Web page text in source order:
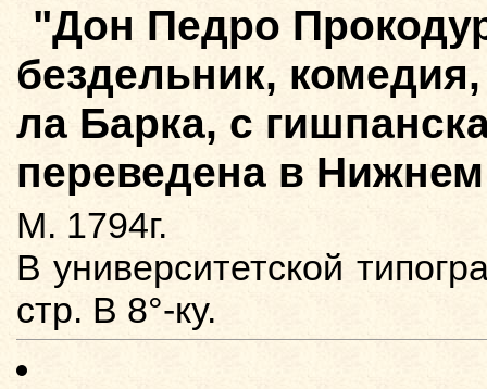
"Дон Педро
бездельник,
ла Барка, с
переведена в
М. 1794г.
В университетской
стр. В 8°-ку.